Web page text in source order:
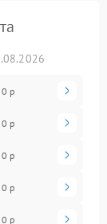
р
р
р
р
р